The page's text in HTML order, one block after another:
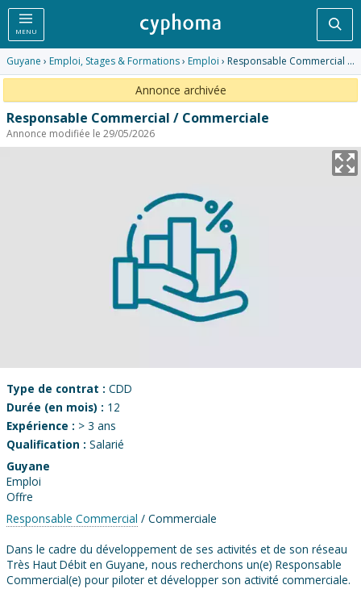
MENU
Guyane › Emploi, Stages & Formations› Emploi › Responsable Commercial / Commerciale
Annonce archivée
Responsable Commercial / Commerciale
Annonce modifiée le 29/05/2026
Type de contrat : CDD
Durée (en mois) : 12
Expérience : > 3 ans
Qualification : Salarié
Guyane
Emploi
Offre
Responsable Commercial / Commerciale
Dans le cadre du développement de ses activités et de son réseau
Très Haut Débit en Guyane, nous recherchons un(e) Responsable
Commercial(e) pour piloter et développer son activité commerciale.